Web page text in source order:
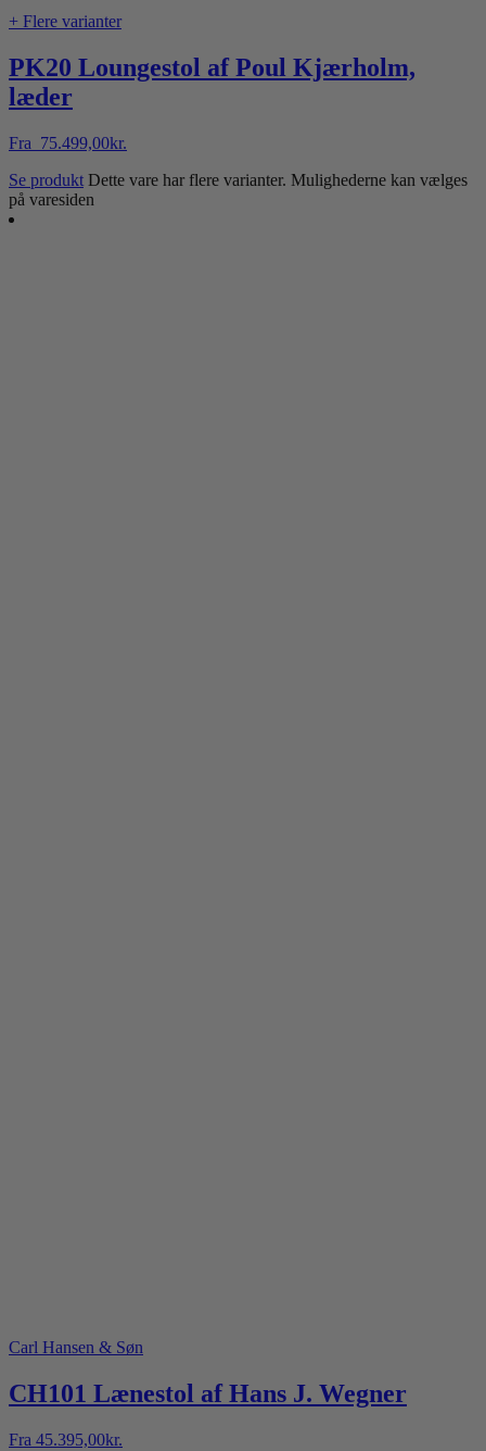
+ Flere varianter
PK20 Loungestol af Poul Kjærholm,
læder
Fra 75.499,00kr.
Se produkt Dette vare har flere varianter. Mulighederne kan vælges
på varesiden
Carl Hansen & Søn
CH101 Lænestol af Hans J. Wegner
Fra 45.395,00kr.